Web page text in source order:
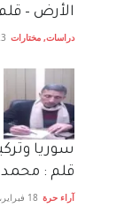
الأرض –
دراسات, مختارات 23
سوريا
قلم : محمد
آراء حرة 18 فبراير، 2023